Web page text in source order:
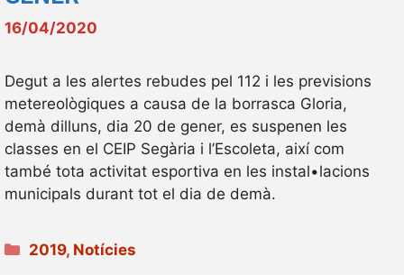
16/04/2020
Degut a les alertes rebudes pel 112 i les previsions
metereològiques a causa de la borrasca Gloria,
demà dilluns, dia 20 de gener, es suspenen les
classes en el CEIP Segària i l’Escoleta, així com
també tota activitat esportiva en les instal•lacions
municipals durant tot el dia de demà.
Categories
2019, Notícies